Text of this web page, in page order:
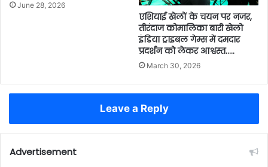
June 28, 2026
एशियाई खेलों के चयन पर नजर,
तीरंदाज कोमालिका बारी खेलो
इंडिया ट्राइबल गेम्स में दमदार
प्रदर्शन को लेकर आश्वस्त…..
March 30, 2026
Leave a Reply
Advertisement